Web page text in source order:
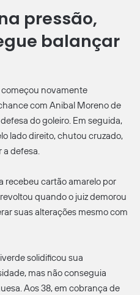
pressão,
balançar
começou novamente
com Anibal Moreno de
do goleiro. Em seguida,
lado direito, chutou cruzado,
a defesa.
recebeu cartão amarelo por
quando o juiz demorou
suas alterações mesmo com
solidificou sua
mas não conseguia
Aos 38, em cobrança de